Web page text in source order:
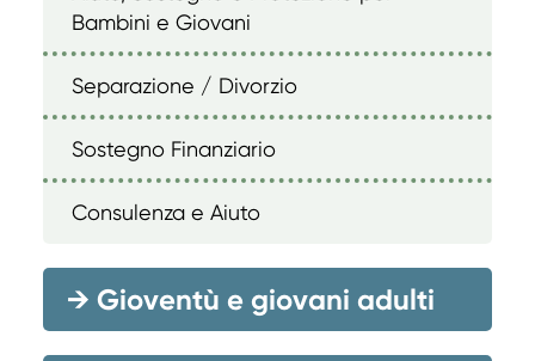
Bambini e Giovani
Separazione / Divorzio
Sostegno Finanziario
Consulenza e Aiuto
→ Gioventù e giovani adulti